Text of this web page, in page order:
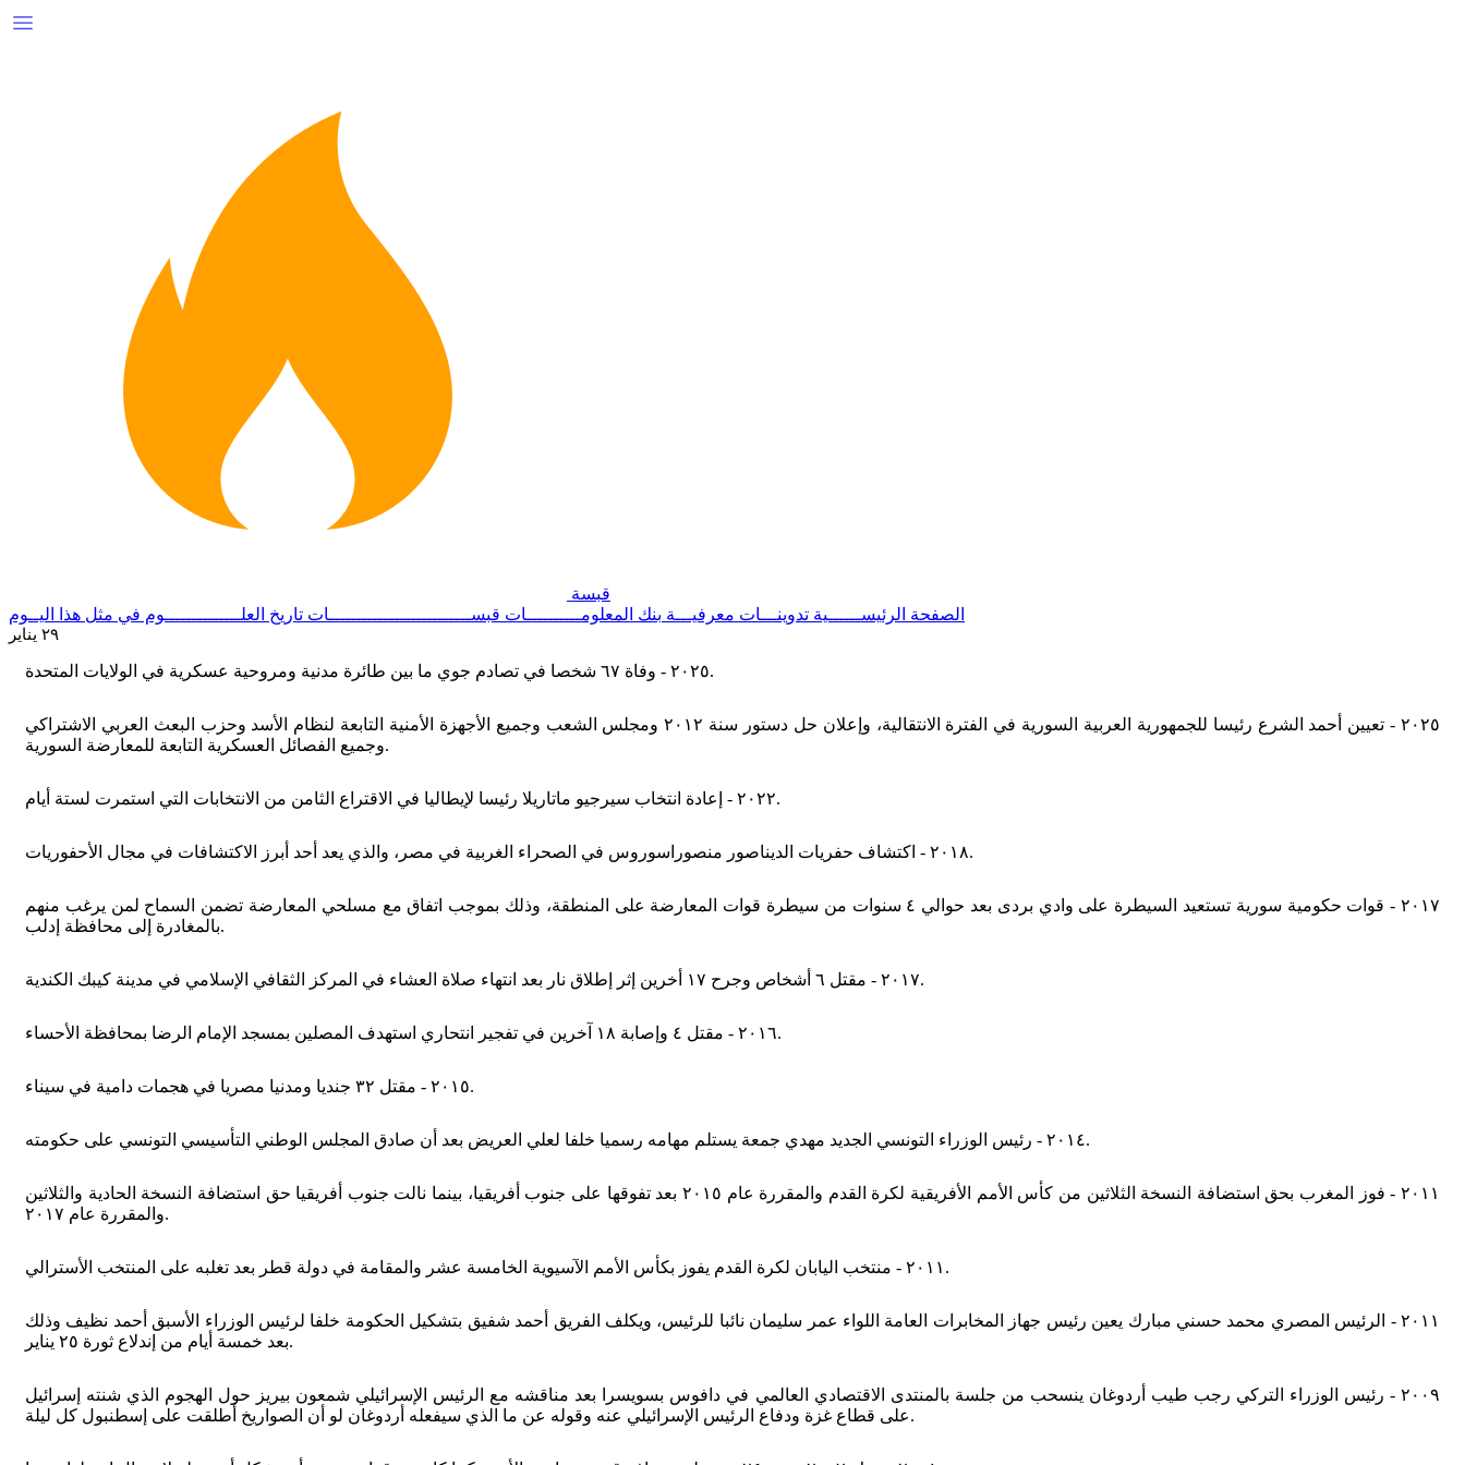
قبسة
الصفحة الرئيســــــية تدوينـــات معرفيـــة بنك المعلومــــــــــات قبســــــــــــــــــــــــــات تاريخ العلــــــــــــــوم في مثل هذا اليــوم
٢٩ يناير
٢٠٢٥ - وفاة ٦٧ شخصا في تصادم جوي ما بين طائرة مدنية ومروحية عسكرية في الولايات المتحدة.
٢٠٢٥ - تعيين أحمد الشرع رئيسا للجمهورية العربية السورية في الفترة الانتقالية، وإعلان حل دستور سنة ٢٠١٢ ومجلس الشعب وجميع الأجهزة الأمنية التابعة لنظام الأسد وحزب البعث العربي الاشتراكي
وجميع الفصائل العسكرية التابعة للمعارضة السورية.
٢٠٢٢ - إعادة انتخاب سيرجيو ماتاريلا رئيسا لإيطاليا في الاقتراع الثامن من الانتخابات التي استمرت لستة أيام.
٢٠١٨ - اكتشاف حفريات الديناصور منصوراسوروس في الصحراء الغربية في مصر، والذي يعد أحد أبرز الاكتشافات في مجال الأحفوريات.
٢٠١٧ - قوات حكومية سورية تستعيد السيطرة على وادي بردى بعد حوالي ٤ سنوات من سيطرة قوات المعارضة على المنطقة، وذلك بموجب اتفاق مع مسلحي المعارضة تضمن السماح لمن يرغب منهم
بالمغادرة إلى محافظة إدلب.
٢٠١٧ - مقتل ٦ أشخاص وجرح ١٧ أخرين إثر إطلاق نار بعد انتهاء صلاة العشاء في المركز الثقافي الإسلامي في مدينة كيبك الكندية.
٢٠١٦ - مقتل ٤ وإصابة ١٨ آخرين في تفجير انتحاري استهدف المصلين بمسجد الإمام الرضا بمحافظة الأحساء.
٢٠١٥ - مقتل ٣٢ جنديا ومدنيا مصريا في هجمات دامية في سيناء.
٢٠١٤ - رئيس الوزراء التونسي الجديد مهدي جمعة يستلم مهامه رسميا خلفا لعلي العريض بعد أن صادق المجلس الوطني التأسيسي التونسي على حكومته.
٢٠١١ - فوز المغرب بحق استضافة النسخة الثلاثين من كأس الأمم الأفريقية لكرة القدم والمقررة عام ٢٠١٥ بعد تفوقها على جنوب أفريقيا، بينما نالت جنوب أفريقيا حق استضافة النسخة الحادية والثلاثين
والمقررة عام ٢٠١٧.
٢٠١١ - منتخب اليابان لكرة القدم يفوز بكأس الأمم الآسيوية الخامسة عشر والمقامة في دولة قطر بعد تغلبه على المنتخب الأسترالي.
٢٠١١ - الرئيس المصري محمد حسني مبارك يعين رئيس جهاز المخابرات العامة اللواء عمر سليمان نائبا للرئيس، ويكلف الفريق أحمد شفيق بتشكيل الحكومة خلفا لرئيس الوزراء الأسبق أحمد نظيف وذلك
بعد خمسة أيام من إندلاع ثورة ٢٥ يناير.
٢٠٠٩ - رئيس الوزراء التركي رجب طيب أردوغان ينسحب من جلسة بالمنتدى الاقتصادي العالمي في دافوس بسويسرا بعد مناقشه مع الرئيس الإسرائيلي شمعون بيريز حول الهجوم الذي شنته إسرائيل
على قطاع غزة ودفاع الرئيس الإسرائيلي عنه وقوله عن ما الذي سيفعله أردوغان لو أن الصواريخ أطلقت على إسطنبول كل ليلة.